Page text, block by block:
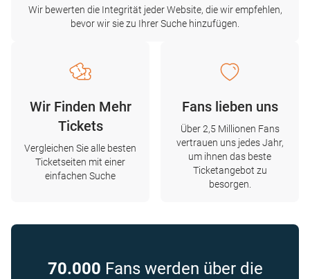
Wir bewerten die Integrität jeder Website, die wir empfehlen,
bevor wir sie zu Ihrer Suche hinzufügen.
Wir Finden Mehr
Tickets
Vergleichen Sie alle besten
Ticketseiten mit einer
einfachen Suche
Fans lieben uns
Über 2,5 Millionen Fans
vertrauen uns jedes Jahr,
um ihnen das beste
Ticketangebot zu
besorgen.
70.000 Fans werden über die